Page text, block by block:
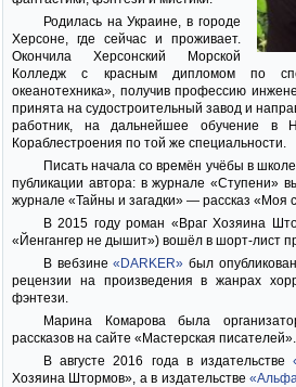
Родилась на Украине, в городе
Херсоне, где сейчас и проживает.
Окончила Херсонский Морской
Колледж с красным дипломом по
океанотехника», получив профессию
принята на судостроительный завод и
работник, на дальнейшее обучение в
Кораблестроения по той же специальности.
Писать начала со времён учёбы в
публикации автора: в журнале «Ступени»
журнале «Тайны и загадки» — рассказ «Моя
В 2015 году роман «Враг Хозяина
«Йенгангер не дышит») вошёл в шорт-лист
В вебзине«DARKER» был
рецензии на произведения в жанрах
фэнтези.
Марина Комарова была
рассказов на сайте «Мастерская писателей».
В августе 2016 года в издательстве
Хозяина Штормов», а в издательстве